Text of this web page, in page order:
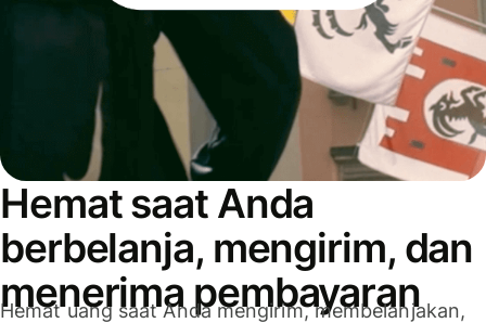
Hemat saat Anda
berbelanja, mengirim, dan
menerima pembayaran
Hemat uang saat Anda mengirim, membelanjakan,